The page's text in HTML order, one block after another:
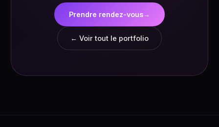
Prendre rendez-vous→
← Voir tout le portfolio